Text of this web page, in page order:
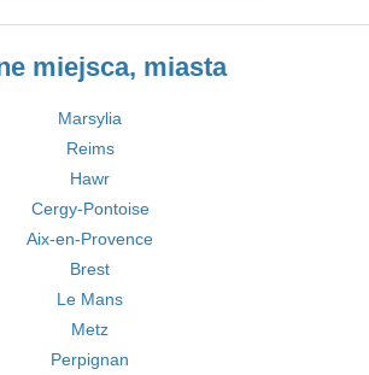
miejsca, miasta
Marsylia
Reims
Hawr
Cergy-Pontoise
Aix-en-Provence
Brest
Le Mans
Metz
Perpignan